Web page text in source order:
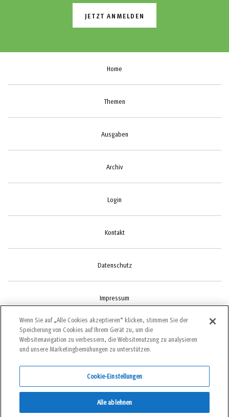
JETZT ANMELDEN
Home
Themen
Ausgaben
Archiv
Login
Kontakt
Datenschutz
Impressum
Cookie-Einstellungen
©2022 bergundsteigen
Wenn Sie auf „Alle Cookies akzeptieren“ klicken, stimmen Sie der
Speicherung von Cookies auf Ihrem Gerät zu, um die
Websitenavigation zu verbessern, die Websitenutzung zu analysieren
und unsere Marketingbemühungen zu unterstützen.
Cookie-Einstellungen
Alle ablehnen